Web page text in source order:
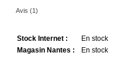
Avis (1)
Stock Internet :
En stock
Magasin Nantes :
En stock